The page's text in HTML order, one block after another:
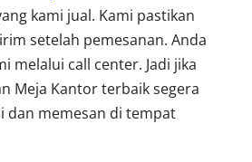
kami jual. Kami pastikan
setelah pemesanan. Anda
melalui call center. Jadi jika
Meja Kantor terbaik segera
dan memesan di tempat